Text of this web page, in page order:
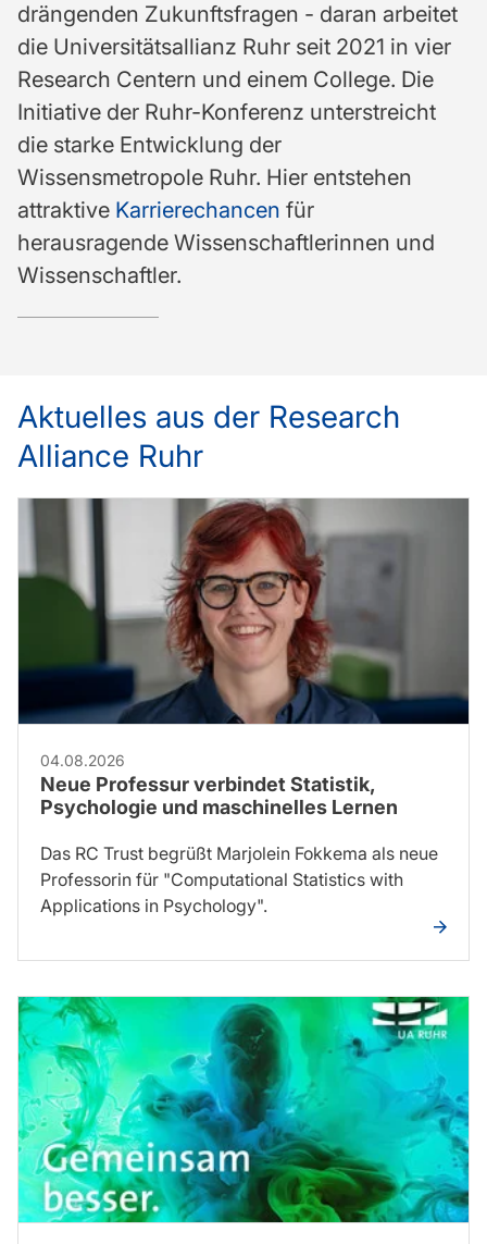
drängenden Zukunftsfragen - daran arbeitet
die Universitätsallianz Ruhr seit 2021 in vier
Research Centern und einem College. Die
Initiative der Ruhr-Konferenz unterstreicht
die starke Entwicklung der
Wissensmetropole Ruhr. Hier entstehen
attraktive Karrierechancen für
herausragende Wissenschaftlerinnen und
Wissenschaftler.
Aktuelles aus der Research
Alliance Ruhr
04.08.2026
Neue Professur verbindet Statistik,
Psychologie und maschinelles Lernen
Das RC Trust begrüßt Marjolein Fokkema als neue
Professorin für "Computational Statistics with
Applications in Psychology".